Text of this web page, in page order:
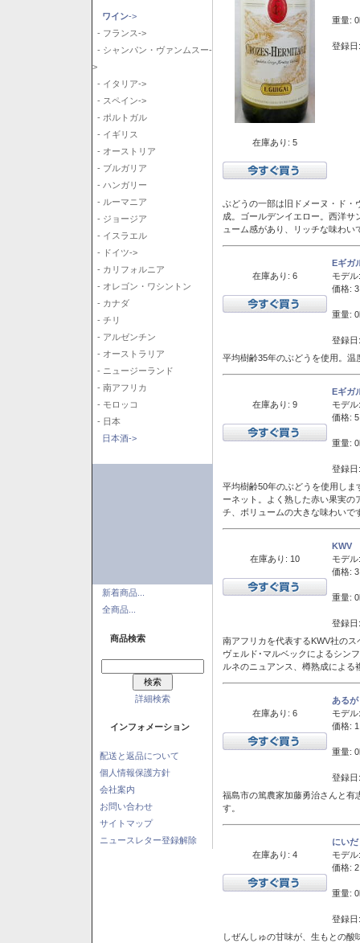
ワイン->
- フランス->
- シャンパン・ヴァンムスー-
>
- イタリア->
- スペイン->
- ポルトガル
- イギリス
- オーストリア
- ブルガリア
- ハンガリー
- ルーマニア
- ジョージア
- イスラエル
- ドイツ->
- カリフォルニア
- オレゴン・ワシントン
- カナダ
- チリ
- アルゼンチン
- オーストラリア
- ニュージーランド
- 南アフリカ
- モロッコ
- 日本
日本酒->
新着商品...
全商品...
商品検索
詳細検索
インフォメーション
配送と返品について
個人情報保護方針
会社案内
お問い合わせ
サイトマップ
ニュースレター登録解除
在庫あり: 5
重量:
登録
ぶどうの一部は旧ドメーヌ・ド・
成。ゴールデンイエロー。西洋
ューム感があり、リッチな味わい
在庫あり: 6
Eギガ
モデル:
価格:
重量:
登録
平均樹齢35年のぶどうを使用。
在庫あり: 9
Eギガ
モデル:
価格:
重量:
登録
平均樹齢50年のぶどうを使用し
ーネット。よく熟した赤い果実
チ、ボリュームの大きな味わいで
在庫あり: 10
KWV
モデル:
価格:
重量:
登録
南アフリカを代表するKWV社の
ヴェルド･マルベックによるシン
ルネのニュアンス、樽熟成によ
在庫あり: 6
ある
モデル:
価格:
重量:
登録
福島市の篤農家加藤勇治さんと有
す。
在庫あり: 4
にい
モデル:
価格:
重量:
登録
しぜんしゅの甘味が、生もとの